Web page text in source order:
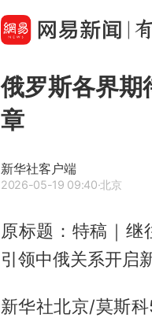
俄罗斯各界期
章
新华社客户端
2026-05-19 09:40·北京
原标题：特稿｜
引领中俄关系开启
新华社北京/莫斯